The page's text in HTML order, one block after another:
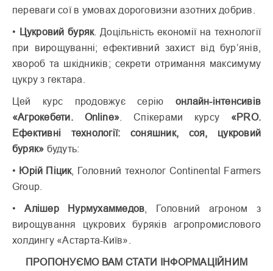
переваги сої в умовах дороговизни азотних добрив.
• Цукровий буряк. Доцільність економії на технології
при вирощуванні; ефективний захист від бур’янів,
хвороб та шкідників; секрети отримання максимуму
цукру з гектара.
Цей курс продовжує серію онлайн-інтенсивів
«Агрокебети. Online» . Спікерами курсу «PRO.
Ефективні технології: соняшник, соя, цукровий
буряк» будуть:
• Юрій Піцик, Головний технолог Continental Farmers
Group.
•Алішер Нурмухаммедов , Головний агроном з
вирощування цукрових буряків агропромислового
холдингу «Астарта-Київ».
ПРОПОНУЄМО ВАМ СТАТИ ІНФОРМАЦІЙНИМ